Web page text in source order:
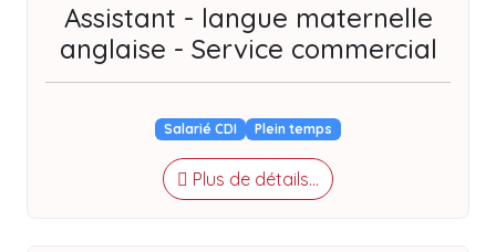
Assistant - langue maternelle
anglaise - Service commercial
Salarié CDI Plein temps
Plus de détails...